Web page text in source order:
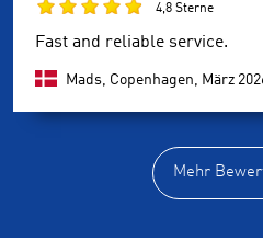
4,8 Sterne
Fast and reliable service.
Mads, Copenhagen, März
Mehr